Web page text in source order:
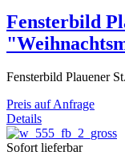
Fensterbild
Fensterbild Plauener
Preis auf Anfrage
Details
Sofort lieferbar